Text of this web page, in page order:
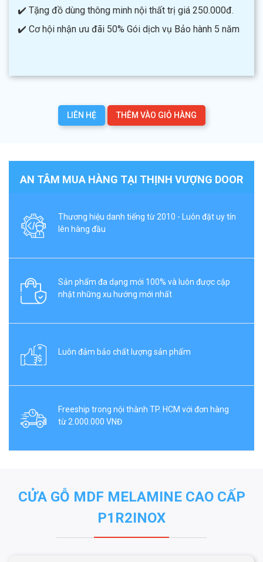
✔️ Tặng đồ dùng thông minh nội thất trị giá 250.000đ.
✔️ Cơ hội nhận ưu đãi 50% Gói dịch vụ Bảo hành 5 năm
LIÊN HỆ THÊM VÀO GIỎ HÀNG
AN TÂM MUA HÀNG TẠI THỊNH VƯỢNG DOOR
Thương hiệu danh tiếng từ 2010 - Luôn đặt uy tín
lên hàng đầu
Sản phẩm đa dạng mới 100% và luôn được cập
nhật những xu hướng mới nhất
Luôn đảm bảo chất lượng sản phẩm
Freeship trong nội thành TP. HCM với đơn hàng
từ 2.000.000 VNĐ
CỬA GỖ MDF MELAMINE CAO CẤP
P1R2INOX